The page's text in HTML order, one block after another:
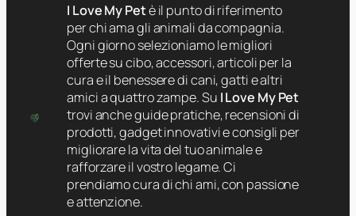
I Love My Petè il punto di riferimento
per chi ama gli animali da compagnia.
Ogni giorno selezioniamo le migliori
offerte su cibo, accessori, articoli per la
cura e il benessere di cani, gatti e altri
amici a quattro zampe. Su I Love My Pet
trovi anche guide pratiche, recensioni di
prodotti, gadget innovativi e consigli per
migliorare la vita del tuo animale e
rafforzare il vostro legame. Ci
prendiamo cura di chi ami, con passione
e attenzione.